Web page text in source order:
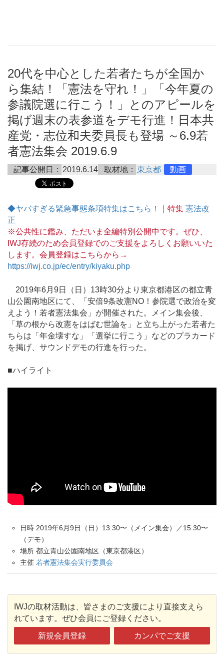
20代を中心とした若者たちが全国か
ら集結！「憲法を守れ！」「今年夏の
参議院選に行こう！」とのアピールを
掲げ週末の表参道をデモ行進！日本共
産党・志位和夫委員長も登場 ～6.9若
者憲法集会 2019.6.9
記事公開日： 2019.6.14 取材地： 東京都 動画
◆ヤバすぎる緊急事態条項特集はこちら！ ｜特集 憲法改
正
※公共性に鑑み、ただいま全編特別公開中です。ぜひ、
IWJ存続のため会員登録でのご支援をよろしくお願いいた
します。会員登録はこちらから→
https://iwj.co.jp/ec/entry/kiyaku.php
2019年6月9日（日）13時30分より東京都港区の都立青
山公園南地区にて、「安倍9条改憲NO！参院選で政治を変
えよう！若者憲法集会」が開催された。メイン集会後、
「草の根から改憲をはばむ世論を」と立ち上がった若者た
ちらは「年金壊すな」「選挙に行こう」などのプラカード
を掲げ、サウンドデモの行進を行った。
■ハイライト
日時 2019年6月9日（日）13:30〜（メイン集会）／15:30〜
（デモ）
場所 都立青山公園南地区（東京都港区）
主催 若者憲法集会実行委員会
IWJの取材活動は、皆さまのご支援により直接支えら
れています。ぜひ会員にご登録ください。
新規会員登録 カンパでご支援